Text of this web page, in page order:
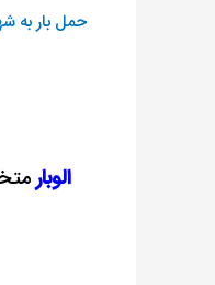
حمل بار به
الوبار
خوارزمی